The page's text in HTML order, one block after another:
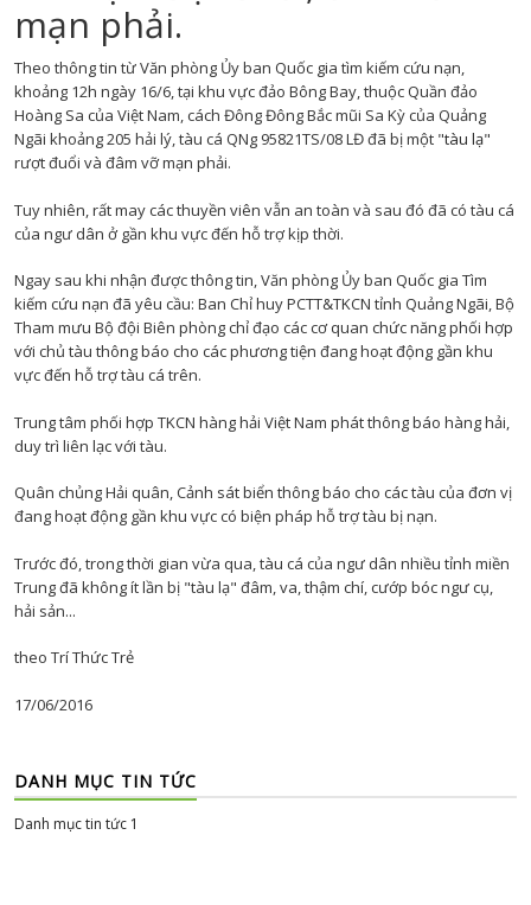
mạn phải.​
Theo thông tin từ Văn phòng Ủy ban Quốc gia tìm kiếm cứu nạn,
khoảng 12h ngày 16/6, tại khu vực đảo Bông Bay, thuộc Quần đảo
Hoàng Sa của Việt Nam, cách Đông Đông Bắc mũi Sa Kỳ của Quảng
Ngãi khoảng 205 hải lý, tàu cá QNg 95821TS/08 LĐ đã bị một "tàu lạ"
rượt đuổi và đâm vỡ mạn phải.
Tuy nhiên, rất may các thuyền viên vẫn an toàn và sau đó đã có tàu cá
của ngư dân ở gần khu vực đến hỗ trợ kịp thời.
Ngay sau khi nhận được thông tin, Văn phòng Ủy ban Quốc gia Tìm
kiếm cứu nạn đã yêu cầu: Ban Chỉ huy PCTT&TKCN tỉnh Quảng Ngãi, Bộ
Tham mưu Bộ đội Biên phòng chỉ đạo các cơ quan chức năng phối hợp
với chủ tàu thông báo cho các phương tiện đang hoạt động gần khu
vực đến hỗ trợ tàu cá trên.
Trung tâm phối hợp TKCN hàng hải Việt Nam phát thông báo hàng hải,
duy trì liên lạc với tàu.
Quân chủng Hải quân, Cảnh sát biển thông báo cho các tàu của đơn vị
đang hoạt động gần khu vực có biện pháp hỗ trợ tàu bị nạn.
Trước đó, trong thời gian vừa qua, tàu cá của ngư dân nhiều tỉnh miền
Trung đã không ít lần bị "tàu lạ" đâm, va, thậm chí, cướp bóc ngư cụ,
hải sản...
theo Trí Thức Trẻ
17/06/2016
DANH MỤC TIN TỨC
Danh mục tin tức 1